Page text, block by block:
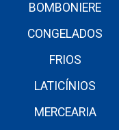
BOMBONIERE
CONGELADOS
FRIOS
LATICÍNIOS
MERCEARIA